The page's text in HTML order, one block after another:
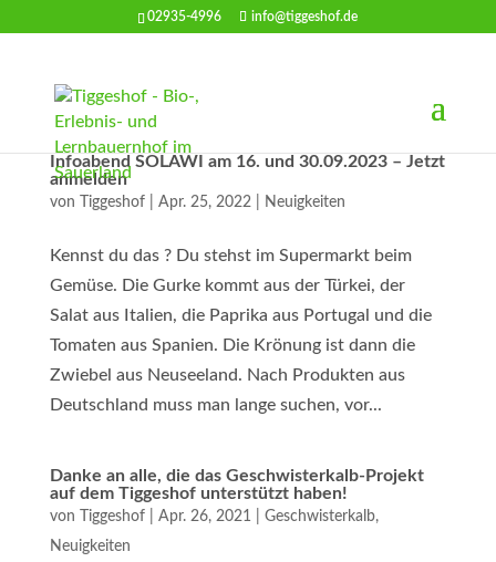
02935-4996 info@tiggeshof.de
Infoabend SOLAWI am 16. und 30.09.2023 – Jetzt
anmelden
von Tiggeshof| Apr. 25, 2022| Neuigkeiten
Kennst du das ? Du stehst im Supermarkt beim
Gemüse. Die Gurke kommt aus der Türkei, der
Salat aus Italien, die Paprika aus Portugal und die
Tomaten aus Spanien. Die Krönung ist dann die
Zwiebel aus Neuseeland. Nach Produkten aus
Deutschland muss man lange suchen, vor...
Danke an alle, die das Geschwisterkalb-Projekt
auf dem Tiggeshof unterstützt haben!
von Tiggeshof| Apr. 26, 2021 Geschwisterkalb,
Neuigkeiten